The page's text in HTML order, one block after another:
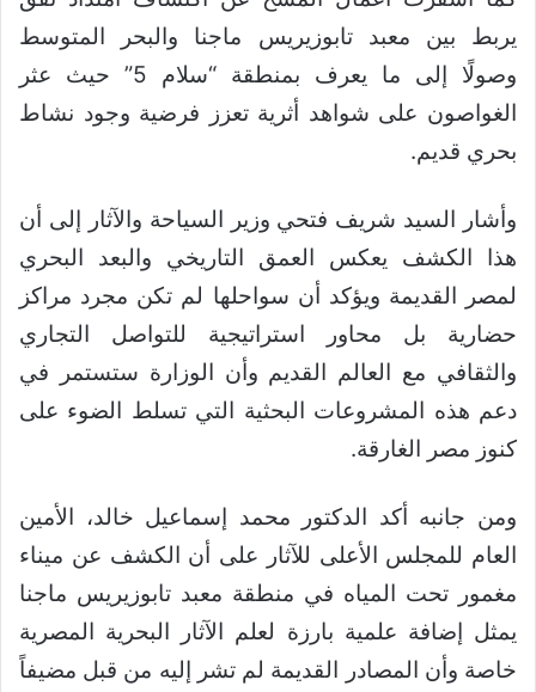
يربط بين معبد تابوزيريس ماجنا والبحر المتوسط
وصولًا إلى ما يعرف بمنطقة “سلام 5” حيث عثر
الغواصون على شواهد أثرية تعزز فرضية وجود نشاط
بحري قديم.
وأشار السيد شريف فتحي وزير السياحة والآثار إلى أن
هذا الكشف يعكس العمق التاريخي والبعد البحري
لمصر القديمة ويؤكد أن سواحلها لم تكن مجرد مراكز
حضارية بل محاور استراتيجية للتواصل التجاري
والثقافي مع العالم القديم وأن الوزارة ستستمر في
دعم هذه المشروعات البحثية التي تسلط الضوء على
كنوز مصر الغارقة.
ومن جانبه أكد الدكتور محمد إسماعيل خالد، الأمين
العام للمجلس الأعلى للآثار على أن الكشف عن ميناء
مغمور تحت المياه في منطقة معبد تابوزيريس ماجنا
يمثل إضافة علمية بارزة لعلم الآثار البحرية المصرية
خاصة وأن المصادر القديمة لم تشر إليه من قبل مضيفاً